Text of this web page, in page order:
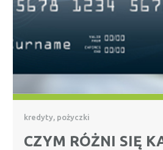
kredyty, pożyczki
CZYM RÓŻNI SIĘ